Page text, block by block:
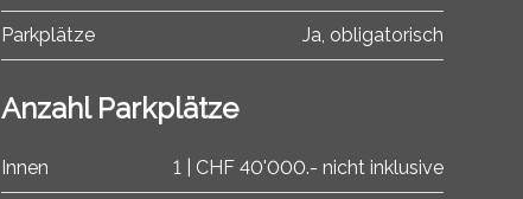
Parkplätze Ja, obligatorisch
Anzahl Parkplätze
Innen 1 | CHF 40'000.- nicht inklusive